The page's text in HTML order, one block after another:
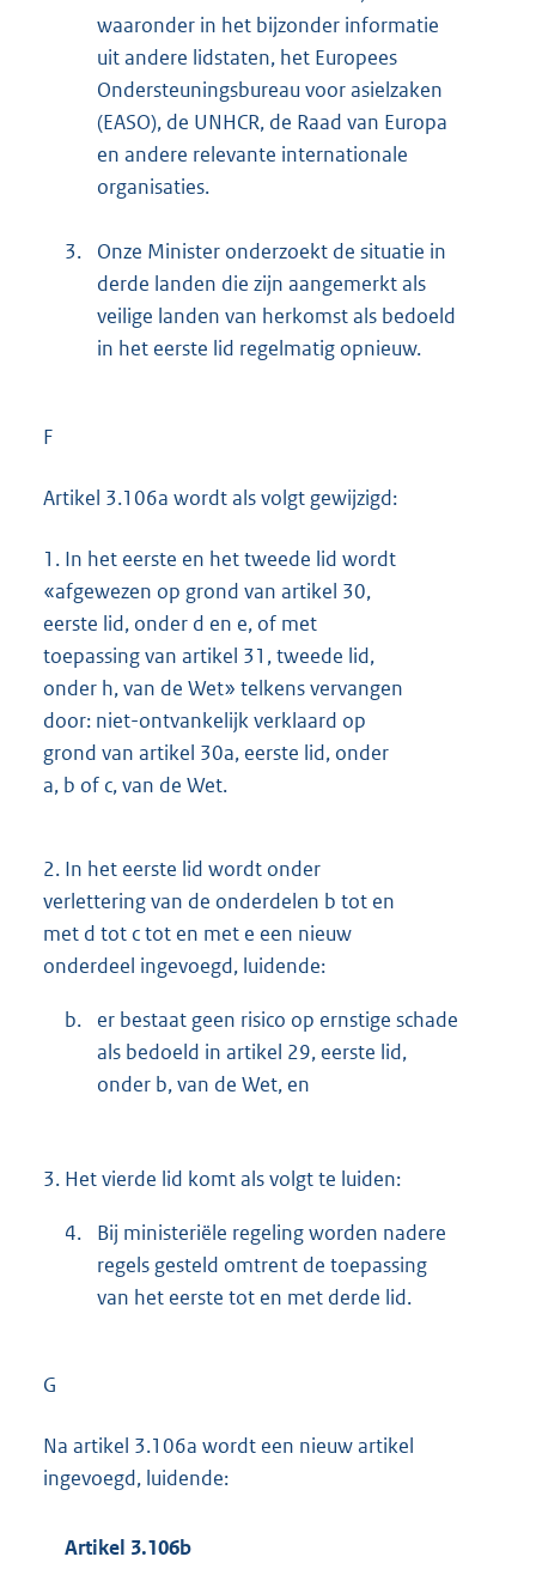
waaronder in het bijzonder informatie
uit andere lidstaten, het Europees
Ondersteuningsbureau voor asielzaken
(EASO), de UNHCR, de Raad van Europa
en andere relevante internationale
organisaties.
3.
Onze Minister onderzoekt de situatie in
derde landen die zijn aangemerkt als
veilige landen van herkomst als bedoeld
in het eerste lid regelmatig opnieuw.
F
Artikel 3.106a wordt als volgt gewijzigd:
1. In het eerste en het tweede lid wordt
«afgewezen op grond van artikel 30,
eerste lid, onder d en e, of met
toepassing van artikel 31, tweede lid,
onder h, van de Wet» telkens vervangen
door: niet-ontvankelijk verklaard op
grond van artikel 30a, eerste lid, onder
a, b of c, van de Wet.
2. In het eerste lid wordt onder
verlettering van de onderdelen b tot en
met d tot c tot en met e een nieuw
onderdeel ingevoegd, luidende:
b.
er bestaat geen risico op ernstige schade
als bedoeld in artikel 29, eerste lid,
onder b, van de Wet, en
3. Het vierde lid komt als volgt te luiden:
4.
Bij ministeriële regeling worden nadere
regels gesteld omtrent de toepassing
van het eerste tot en met derde lid.
G
Na artikel 3.106a wordt een nieuw artikel
ingevoegd, luidende:
Artikel 3.106b